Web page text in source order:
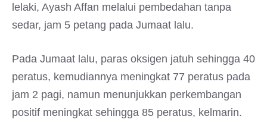
lelaki, Ayash Affan melalui pembedahan tanpa
sedar, jam 5 petang pada Jumaat lalu.
Pada Jumaat lalu, paras oksigen jatuh sehingga 40
peratus, kemudiannya meningkat 77 peratus pada
jam 2 pagi, namun menunjukkan perkembangan
positif meningkat sehingga 85 peratus, kelmarin.